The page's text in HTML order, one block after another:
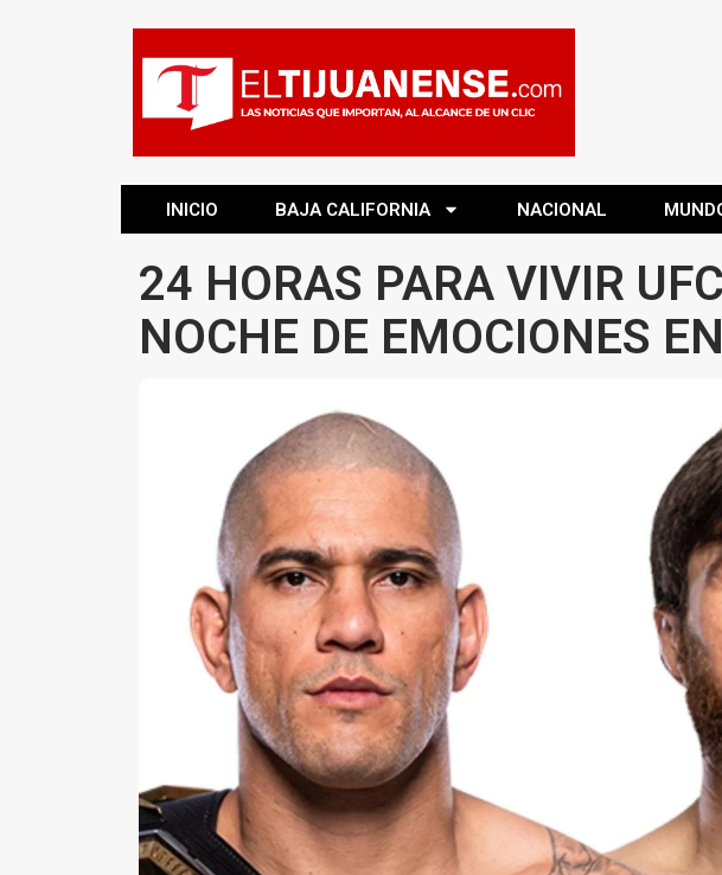
INICIO BAJA CALIFORNIA NACIONAL
24 HORAS PARA VIVIR
NOCHE DE EMOCIONES